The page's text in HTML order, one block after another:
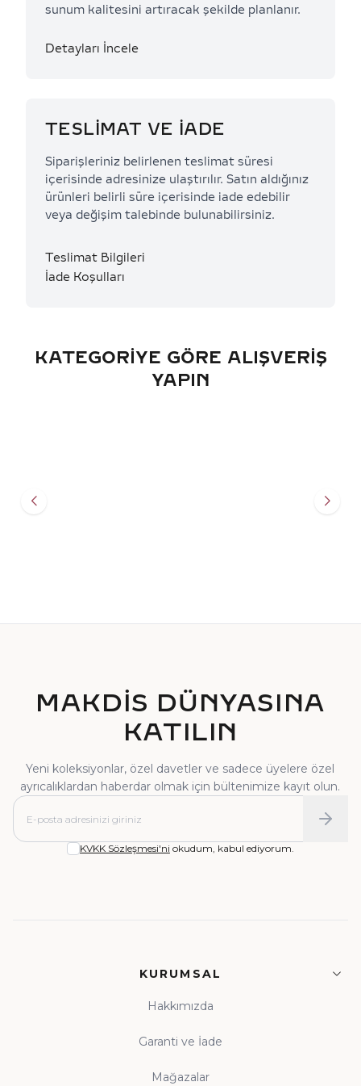
sunum kalitesini artıracak şekilde planlanır.
Detayları İncele
TESLİMAT VE İADE
Siparişleriniz belirlenen teslimat süresi
içerisinde adresinize ulaştırılır. Satın aldığınız
ürünleri belirli süre içerisinde iade edebilir
veya değişim talebinde bulunabilirsiniz.
Teslimat Bilgileri
İade Koşulları
KATEGORIYE GÖRE ALIŞVERIŞ
YAPIN
MAKDİS DÜNYASINA
KATILIN
Yeni koleksiyonlar, özel davetler ve sadece üyelere özel
ayrıcalıklardan haberdar olmak için bültenimize kayıt olun.
KVKK Sözleşmesi'ni okudum, kabul ediyorum.
KURUMSAL
Hakkımızda
Garanti ve İade
Mağazalar